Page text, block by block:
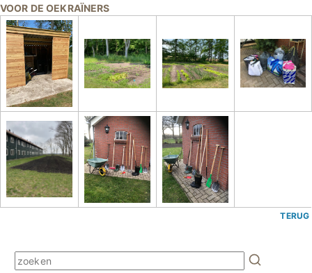
VOOR DE OEKRAÏNERS
TERUG